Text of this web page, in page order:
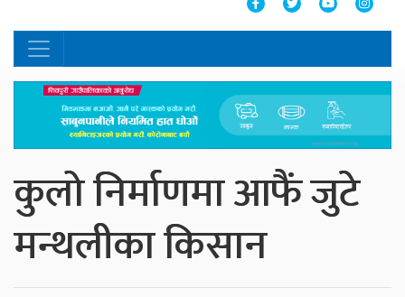
कुलो निर्माणमा आफैं जुटे
मन्थलीका किसान